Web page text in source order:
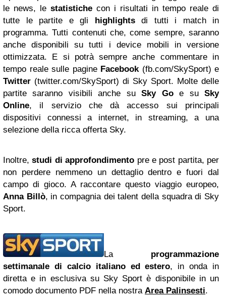
le news, le statistiche con i risultati in tempo reale di
tutte le partite e gli highlights di tutti i match in
programma. Tutti contenuti che, come sempre, saranno
anche disponibili su tutti i device mobili in versione
ottimizzata. E si potrà sempre anche commentare in
tempo reale sulle pagine Facebook(fb.com/SkySport) e
Twitter (twitter.com/SkySport) di Sky Sport. Molte delle
partite saranno visibili anche suSky Goe suSky
Online, il servizio che dà accesso sui principali
dispositivi connessi a internet, in streaming, a una
selezione della ricca offerta Sky.
Inoltre,studi di approfondimento pre e post partita, per
non perdere nemmeno un dettaglio dentro e fuori dal
campo di gioco. A raccontare questo viaggio europeo,
Anna Billò, in compagnia dei talent della squadra di Sky
Sport.
La programmazione
settimanale di calcio italiano ed estero, in onda in
diretta e in esclusiva su Sky Sport è disponibile in un
comodo documento PDF nella nostra Area Palinsesti.